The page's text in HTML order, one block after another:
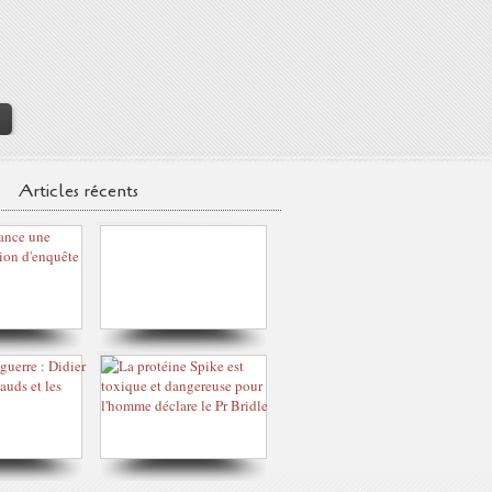
Articles récents